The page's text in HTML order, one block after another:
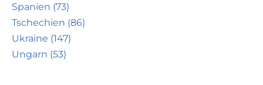
Spanien (73)
Tschechien (86)
Ukraine (147)
Ungarn (53)